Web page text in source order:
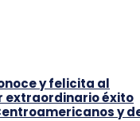
y felicita al
extraordinario éxito
y